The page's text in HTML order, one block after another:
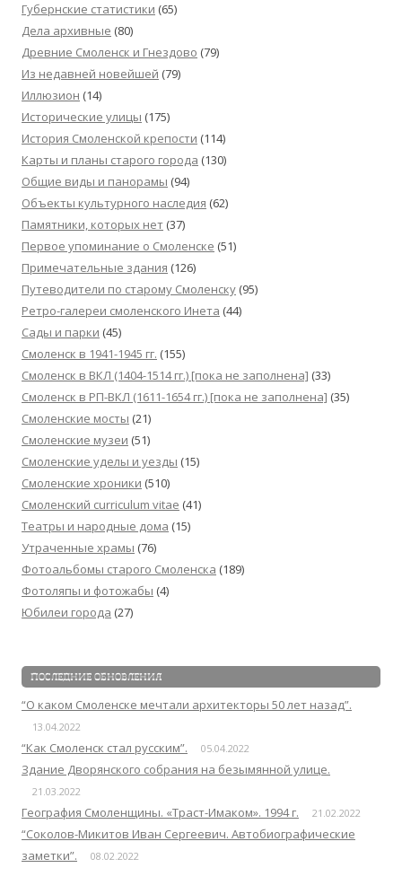
Губернские статистики (65)
Дела архивные (80)
Древние Смоленск и Гнездово (79)
Из недавней новейшей (79)
Иллюзион (14)
Исторические улицы (175)
История Смоленской крепости (114)
Карты и планы старого города (130)
Общие виды и панорамы (94)
Объекты культурного наследия (62)
Памятники, которых нет (37)
Первое упоминание о Смоленске (51)
Примечательные здания (126)
Путеводители по старому Смоленску (95)
Ретро-галереи смоленского Инета (44)
Сады и парки (45)
Смоленск в 1941-1945 гг. (155)
Смоленск в ВКЛ (1404-1514 гг.) [пока не заполнена] (33)
Смоленск в РП-ВКЛ (1611-1654 гг.) [пока не заполнена] (35)
Смоленские мосты (21)
Смоленские музеи (51)
Смоленские уделы и уезды (15)
Смоленские хроники (510)
Смоленский сurriculum vitae (41)
Театры и народные дома (15)
Утраченные храмы (76)
Фотоальбомы старого Смоленска (189)
Фотоляпы и фотожабы (4)
Юбилеи города (27)
ПОСЛЕДНИЕ ОБНОВЛЕНИЯ
“О каком Смоленске мечтали архитекторы 50 лет назад”.
13.04.2022
“Как Смоленск стал русским”. 05.04.2022
Здание Дворянского собрания на безымянной улице.
21.03.2022
География Смоленщины. «Траст-Имаком». 1994 г. 21.02.2022
“Соколов-Микитов Иван Сергеевич. Автобиографические
заметки”.
08.02.2022